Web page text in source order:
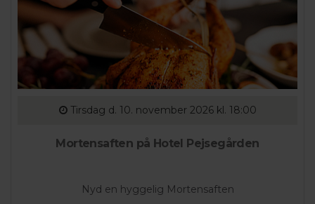
Tirsdag d. 10. november 2026 kl. 18:00
Mortensaften på Hotel Pejsegården
Nyd en hyggelig Mortensaften